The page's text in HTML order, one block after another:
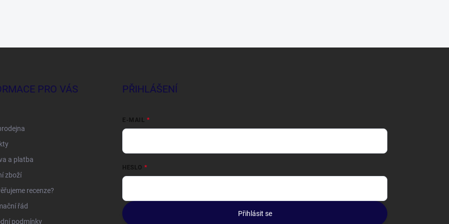
PRO VÁS
a platba
zboží
recenze?
řád
podmínky
PŘIHLÁŠENÍ
E-MAIL
HESLO
Přihlásit se